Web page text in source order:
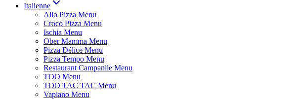
Italienne
Allo Pizza Menu
Croco Pizza Menu
Ischia Menu
Ober Mamma Menu
Pizza Délice Menu
Pizza Tempo Menu
Restaurant Campanile Menu
TOO Menu
TOO TAC TAC Menu
Vapiano Menu